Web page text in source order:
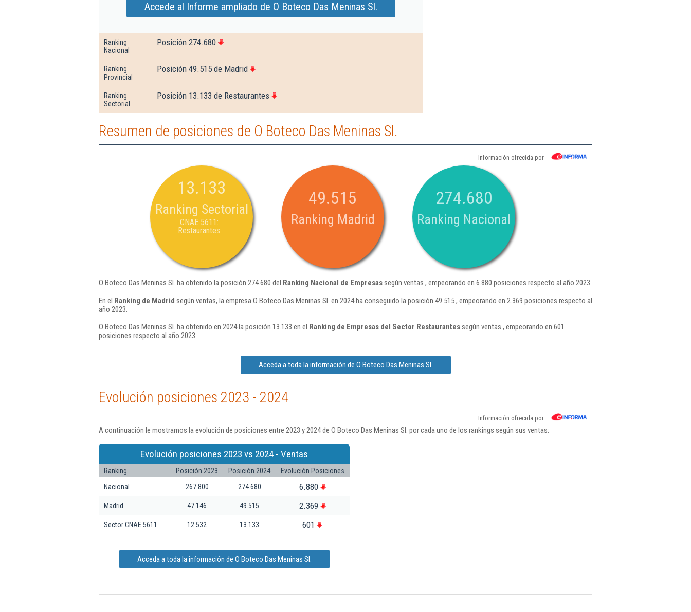
Accede al Informe ampliado de O Boteco Das Meninas Sl.
Ranking
Nacional
Posición 274.680
Ranking
Provincial
Posición 49.515 de Madrid
Ranking
Sectorial
Posición 13.133 de Restaurantes
Resumen de posiciones de O Boteco Das Meninas Sl.
Información ofrecida por
13.133
Ranking Sectorial
CNAE 5611:
Restaurantes
49.515
Ranking Madrid
274.680
Ranking Nacional
O Boteco Das Meninas Sl. ha obtenido la posición 274.680 del Ranking Nacional de Empresassegún ventas , empeorando en 6.880 posiciones respecto al año 2023.
En el Ranking de Madrid según ventas, la empresa O Boteco Das Meninas Sl. en 2024 ha conseguido la posición 49.515 , empeorando en 2.369 posiciones respecto al
año 2023.
O Boteco Das Meninas Sl. ha obtenido en 2024 la posición 13.133 en el Ranking de Empresas del Sector Restaurantessegún ventas , empeorando en 601
posiciones respecto al año 2023.
Acceda a toda la información de O Boteco Das Meninas Sl.
Evolución posiciones 2023 - 2024
Información ofrecida por
A continuación le mostramos la evolución de posiciones entre 2023 y 2024 de O Boteco Das Meninas Sl. por cada uno de los rankings según sus ventas:
Evolución posiciones 2023 vs 2024 - Ventas
Ranking Posición 2023 Posición 2024
Evolución Posiciones
Nacional
267.800 274.680 6.880
Madrid 47.146 49.515 2.369
Sector CNAE 5611 12.532 13.133 601
Acceda a toda la información de O Boteco Das Meninas Sl.